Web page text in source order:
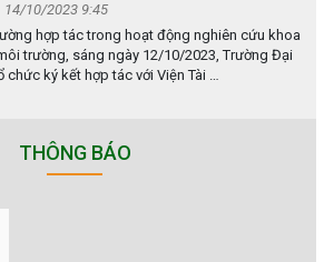
14/10/2023 9:45
hợp tác trong hoạt động nghiên cứu khoa
trường, sáng ngày 12/10/2023, Trường Đại
chức ký kết hợp tác với Viện Tài …
THÔNG BÁO